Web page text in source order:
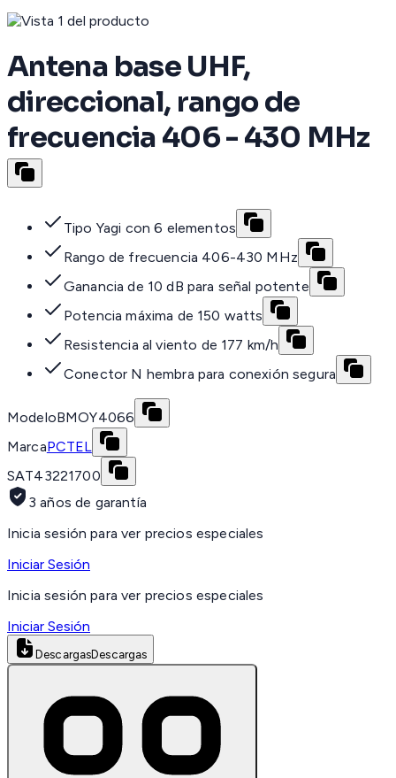
Antena base UHF,
direccional, rango de
frecuencia 406 - 430 MHz
Tipo Yagi con 6 elementos
Rango de frecuencia 406-430 MHz
Ganancia de 10 dB para señal potente
Potencia máxima de 150 watts
Resistencia al viento de 177 km/h
Conector N hembra para conexión segura
ModeloBMOY4066
MarcaPCTEL
SAT43221700
3 años de garantía
Inicia sesión para ver precios especiales
Iniciar Sesión
Inicia sesión para ver precios especiales
Iniciar Sesión
DescargasDescargas